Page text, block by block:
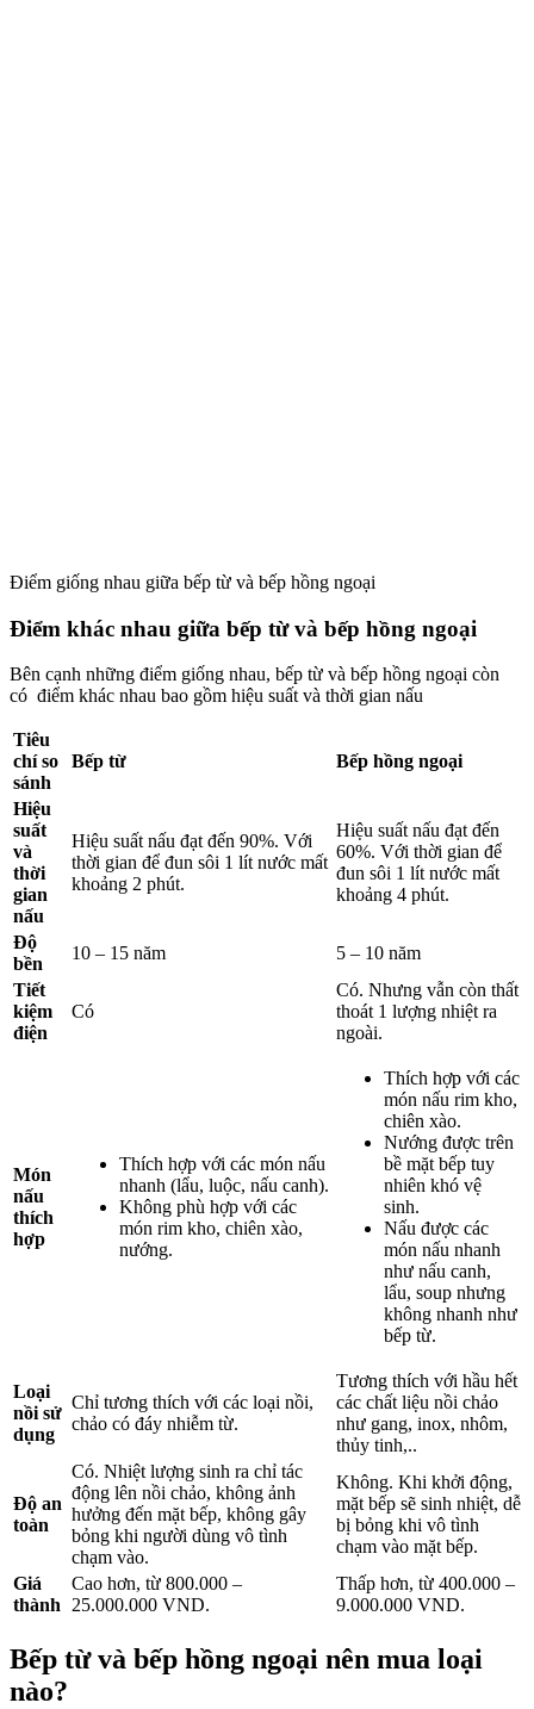
Điểm giống nhau giữa bếp từ và bếp hồng ngoại
Điểm khác nhau giữa bếp từ và bếp hồng ngoại
Bên cạnh những điểm giống nhau, bếp từ và bếp hồng ngoại còn
có điểm khác nhau bao gồm hiệu suất và thời gian nấu
Tiêu
chí so
sánh
Bếp từ Bếp hồng ngoại
Hiệu
suất
và
thời
gian
nấu
Hiệu suất nấu đạt đến 90%. Với
thời gian để đun sôi 1 lít nước mất
khoảng 2 phút.
Hiệu suất nấu đạt đến
60%. Với thời gian để
đun sôi 1 lít nước mất
khoảng 4 phút.
Độ
bền
10 – 15 năm
5 – 10 năm
Tiết
kiệm
điện
Có
Có. Nhưng vẫn còn thất
thoát 1 lượng nhiệt ra
ngoài.
Món
nấu
thích
hợp
Thích hợp với các món nấu
nhanh (lẩu, luộc, nấu canh).
Không phù hợp với các
món rim kho, chiên xào,
nướng.
Thích hợp với các
món nấu rim kho,
chiên xào.
Nướng được trên
bề mặt bếp tuy
nhiên khó vệ
sinh.
Nấu được các
món nấu nhanh
như nấu canh,
lẩu, soup nhưng
không nhanh như
bếp từ.
Loại
nồi sử
dụng
Chỉ tương thích với các loại nồi,
chảo có đáy nhiễm từ.
Tương thích với hầu hết
các chất liệu nồi chảo
như gang, inox, nhôm,
thủy tinh,..
Độ an
toàn
Có. Nhiệt lượng sinh ra chỉ tác
động lên nồi chảo, không ảnh
hưởng đến mặt bếp, không gây
bỏng khi người dùng vô tình
chạm vào.
Không. Khi khởi động,
mặt bếp sẽ sinh nhiệt, dễ
bị bỏng khi vô tình
chạm vào mặt bếp.
Giá
thành
Cao hơn, từ 800.000 –
25.000.000 VND.
Thấp hơn, từ 400.000 –
9.000.000 VND.
Bếp từ và bếp hồng ngoại nên mua loại
nào?